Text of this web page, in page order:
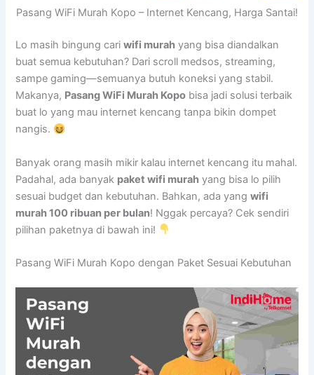
Pasang WiFi Murah Kopo – Internet Kencang, Harga Santai!
Lo masih bingung cariwifi murah yang bisa diandalkan
buat semua kebutuhan? Dari scroll medsos, streaming,
sampe gaming—semuanya butuh koneksi yang stabil.
Makanya, Pasang WiFi Murah Kopo bisa jadi solusi terbaik
buat lo yang mau internet kencang tanpa bikin dompet
nangis.
Banyak orang masih mikir kalau internet kencang itu mahal.
Padahal, ada banyak paket wifi murah yang bisa lo pilih
sesuai budget dan kebutuhan. Bahkan, ada yangwifi
murah 100 ribuan per bulan! Nggak percaya? Cek sendiri
pilihan paketnya di bawah ini!
Pasang WiFi Murah Kopo dengan Paket Sesuai Kebutuhan